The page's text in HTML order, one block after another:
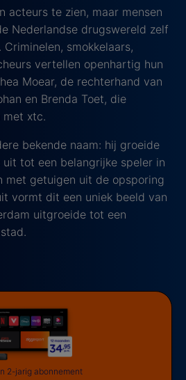
acteurs te zien, maar mensen
Nederlandse drugswereld zelf
smokkelaars,
vertellen openhartig hun
Moear, de rechterhand van
en Brenda Toet, die
met xtc.
bekende naam: hij groeide
tot een belangrijke speler in
met getuigen uit de opsporing
vormt dit een uniek beeld van
uitgroeide tot een
2-jarig abonnement